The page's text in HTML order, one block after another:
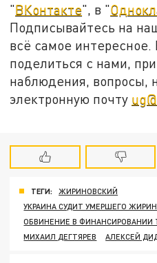
"ВКонтакте", в "
Подписывайтесь на
всё самое
поделиться с нами,
наблюдения, вопросы,
электронную почту
ТЕГИ:
ЖИРИНОВСКИЙ
УКРАИНА СУДИТ УМЕРШЕГО
ОБВИНЕНИЕ В ФИНАНСИРОВАНИИ
МИХАИЛ ДЕГТЯРЕВ
АЛЕКСЕЙ